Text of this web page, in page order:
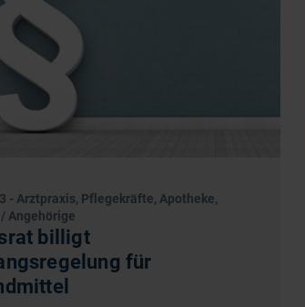
- Arztpraxis, Pflegekräfte, Apotheke,
Angehörige
billigt
für